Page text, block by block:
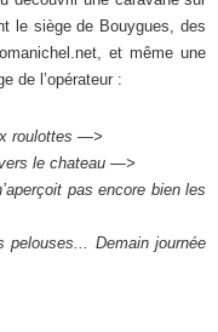
le siège de Bouygues, des
et même une
de l’opérateur :
roulottes —>
le chateau —>
pas encore bien les
Demain journée